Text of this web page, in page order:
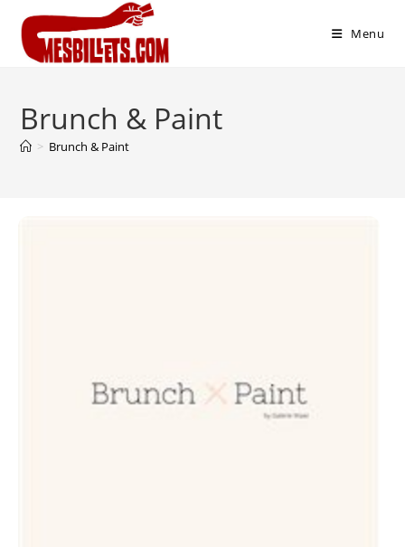
Menu
Brunch & Paint
> Brunch & Paint